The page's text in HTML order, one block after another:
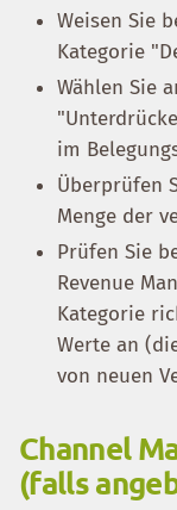
Weisen Sie
Kategorie
Wählen Sie
im
Überprüfen
Menge der
Prüfen Sie
Revenue
Kategorie
Werte an
von neuen
Channel
(falls